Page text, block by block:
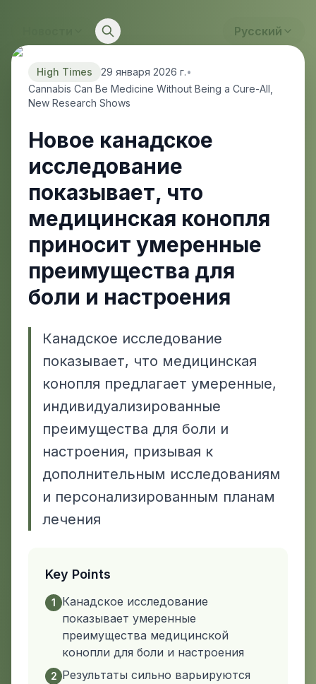
Русский
High Times 29 января 2026 г.•
Cannabis Can Be Medicine Without Being a Cure-All,
New Research Shows
Новое канадское
исследование
показывает, что
медицинская конопля
приносит умеренные
преимущества для
боли и настроения
Канадское исследование
показывает, что медицинская
конопля предлагает умеренные,
индивидуализированные
преимущества для боли и
настроения, призывая к
дополнительным исследованиям
и персонализированным планам
лечения
Key Points
1
Канадское исследование
показывает умеренные
преимущества медицинской
конопли для боли и настроения
2 Результаты сильно варьируются